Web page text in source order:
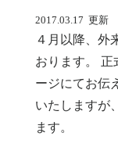
2017.03.17 更新
４月以降、外
おります。 正
ージにてお伝
いたしますが
ます。